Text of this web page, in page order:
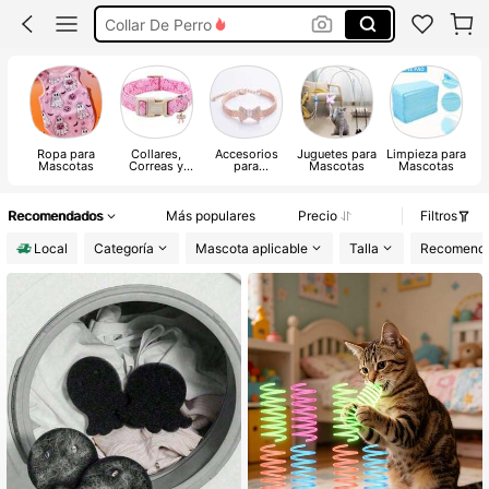
Ropa Para Perros
Cachorro Feliz
Ropa para
Mascotas
Collares,
Correas y
Accesorios
para
Juguetes para
Mascotas
Limpieza para
Mascotas
Recomendados Más populares Precio
Filtros
Local
Categoría Mascota aplicable Talla